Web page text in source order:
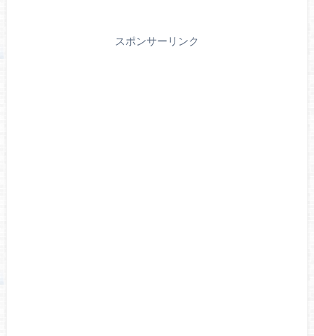
スポンサーリンク